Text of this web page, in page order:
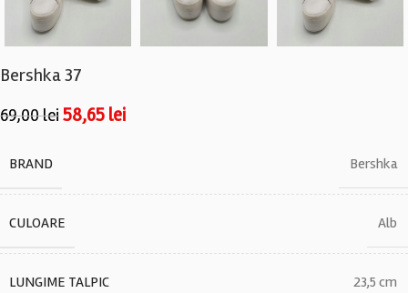
Bershka 37
69,00lei58,65 lei
BRAND Bershka
CULOARE Alb
LUNGIME TALPIC 23,5 cm